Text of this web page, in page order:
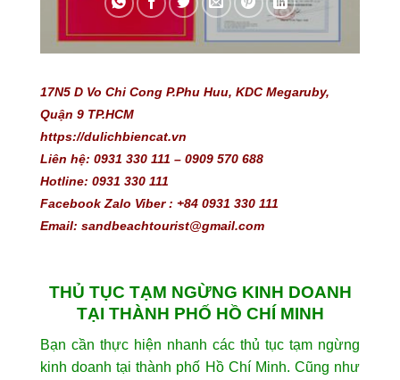
17N5 D Vo Chi Cong P.Phu Huu, KDC Megaruby,
Quận 9 TP.HCM
https://dulichbiencat.vn
Liên hệ: 0931 330 111 – 0909 570 688
Hotline: 0931 330 111
Facebook Zalo Viber : +84 0931 330 111
Email: sandbeachtourist@gmail.com
THỦ TỤC TẠM NGỪNG KINH DOANH
TẠI THÀNH PHỐ HỒ CHÍ MINH
Bạn cần thực hiện nhanh các thủ tục tạm ngừng
kinh doanh tại thành phố Hồ Chí Minh. Cũng như